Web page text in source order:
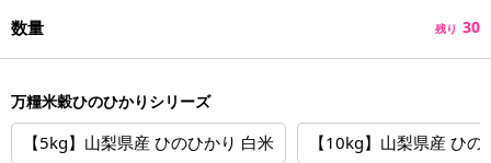
数量 残り 30
万糧米穀ひのひかりシリーズ
【5kg】山梨県産 ひのひかり 白米 【10kg】山梨県産 ひ